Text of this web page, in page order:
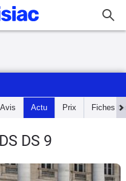
Avis Actu Prix Fiches
DS 9